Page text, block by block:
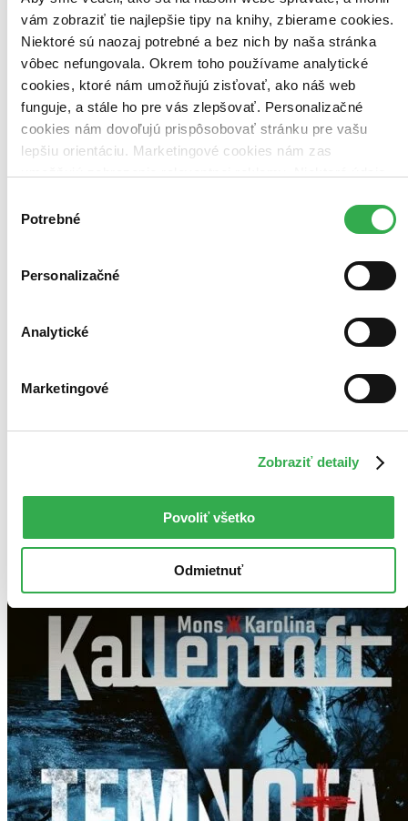
vám zobraziť tie najlepšie tipy na knihy, zbierame cookies.
Niektoré sú naozaj potrebné a bez nich by naša stránka
vôbec nefungovala. Okrem toho používame analytické
cookies, ktoré nám umožňujú zisťovať, ako náš web
funguje, a stále ho pre vás zlepšovať. Personalizačné
cookies nám dovoľujú prispôsobovať stránku pre vašu
lepšiu orientáciu. Marketingové cookies nám zas
keby sme mohli používať všetky tieto cookies. Ďakujeme!
súhlasu
Potrebné
Personalizačné
Analytické
Marketingové
Zobraziť detaily
Povoliť všetko
Odmietnuť
triler (2 tituly)triler2
sekta (2 tituly)sekta2
nájdenie mŕtvoly (2 tituly)nájdenie mŕtvoly2
Ďalšie možnosti
Pre koho
pre dospelých (2 tituly)pre dospelých2
Vydavateľstvo
pevná väzba (1 titul)
E-kniha: PDF (1 titul)
Zúžiť výber
Zoradiť
Novinky
Najvyššia zľava